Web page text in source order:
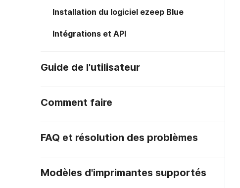
Installation du logiciel ezeep Blue
Intégrations et API
Guide de l'utilisateur
Comment faire
FAQ et résolution des problèmes
Modèles d'imprimantes supportés